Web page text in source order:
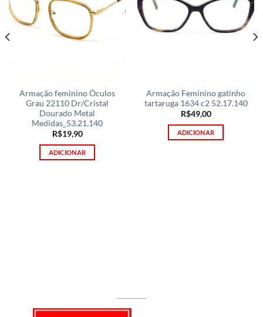
Armação feminino Óculos
Grau 22110 Dr/Cristal
Dourado Metal
Medidas_53.21.140
R$19,90
ADICIONAR
Armação Feminino gatinho
tartaruga 1634 c2 52.17.140
R$49,00
ADICIONAR